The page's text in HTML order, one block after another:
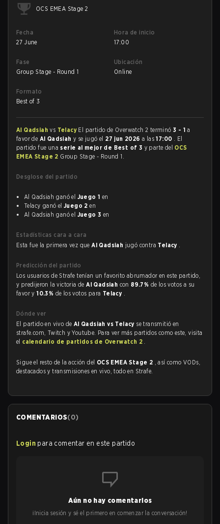
OCS EMEA Stage 2
Fecha
27 June
Hora de inicio
17:00
Fase
Group Stage - Round 1
Ubicación
Online
Formato
Best of 3
Al Qadsiahvs Telacy El partido de Overwatch 2 terminó3 - 1 a
favor de Al Qadsiahy se jugó el 27 jun 2026a las17:00 . El
partido fue una serie al mejor de Best of 3 y parte del OCS
EMEA Stage 2 Group Stage - Round 1.
Desglose del partido
Al Qadsiah ganó el Juego 1 en
Telacy ganó el Juego 2 en
Al Qadsiah ganó el Juego 3 en
Estadísticas cara a cara
Esta fue la primera vez queAl Qadsiah jugó contra Telacy .
Predicción del partido
Los usuarios de Strafe tenían un favorito abrumador en este partido,
y predijeron la victoria deAl Qadsiah con 89.7% de los votos a su
favor y10.3% de los votos para Telacy .
Dónde ver
El partido en vivo de Al Qadsiah vs Telacy se transmitió en
strafe.com, Twitch y Youtube. Para ver más partidos como este, visita
el calendario de partidos de Overwatch 2 .
Sigue el resto de la acción del OCS EMEA Stage 2 , así como VODs,
destacados y transmisiones en vivo, todo en Strafe.
COMENTARIOS(0)
Login para comentar en este partido
Aún no hay comentarios
¡Inicia sesión y sé el primero en comenzar la conversación!